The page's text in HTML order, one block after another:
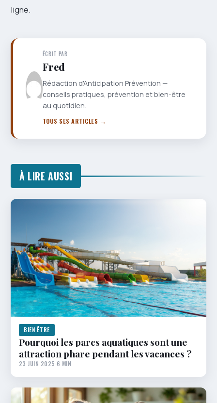
ligne.
ÉCRIT PAR
Fred
Rédaction d'Anticipation Prévention —
conseils pratiques, prévention et bien-être
au quotidien.
TOUS SES ARTICLES →
À LIRE AUSSI
BIEN ÊTRE
Pourquoi les parcs aquatiques sont une
attraction phare pendant les vacances ?
23 JUIN 2025·6 MIN